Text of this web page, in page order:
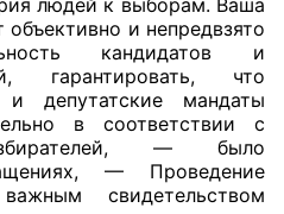
органов
по проведению
условий
людей к выборам. Ваша
объективно и непредвзято
кандидатов и
гарантировать, что
депутатские мандаты
в соответствии с
— было
— Проведение
свидетельством